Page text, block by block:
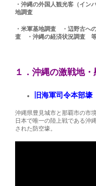
・沖縄の外国人観光客（イ
地調査
・米軍基地調査 ・辺野古へ
査 ・沖縄の経済状況調査
１．沖縄の激戦地
旧海軍司令本部壕
沖縄県豊見城市と那覇市の市
日本で唯一の陸上戦である沖
された防空壕。